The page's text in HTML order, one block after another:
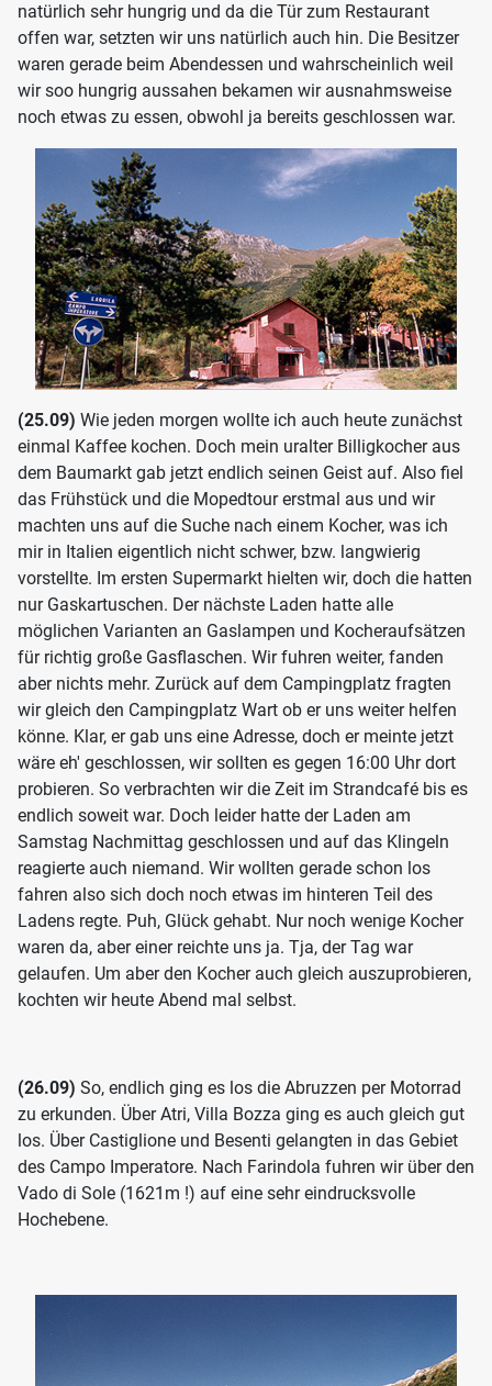
natürlich sehr hungrig und da die Tür zum Restaurant
offen war, setzten wir uns natürlich auch hin. Die Besitzer
waren gerade beim Abendessen und wahrscheinlich weil
wir soo hungrig aussahen bekamen wir ausnahmsweise
noch etwas zu essen, obwohl ja bereits geschlossen war.
(25.09) Wie jeden morgen wollte ich auch heute zunächst
einmal Kaffee kochen. Doch mein uralter Billigkocher aus
dem Baumarkt gab jetzt endlich seinen Geist auf. Also fiel
das Frühstück und die Mopedtour erstmal aus und wir
machten uns auf die Suche nach einem Kocher, was ich
mir in Italien eigentlich nicht schwer, bzw. langwierig
vorstellte. Im ersten Supermarkt hielten wir, doch die hatten
nur Gaskartuschen. Der nächste Laden hatte alle
möglichen Varianten an Gaslampen und Kocheraufsätzen
für richtig große Gasflaschen. Wir fuhren weiter, fanden
aber nichts mehr. Zurück auf dem Campingplatz fragten
wir gleich den Campingplatz Wart ob er uns weiter helfen
könne. Klar, er gab uns eine Adresse, doch er meinte jetzt
wäre eh' geschlossen, wir sollten es gegen 16:00 Uhr dort
probieren. So verbrachten wir die Zeit im Strandcafé bis es
endlich soweit war. Doch leider hatte der Laden am
Samstag Nachmittag geschlossen und auf das Klingeln
reagierte auch niemand. Wir wollten gerade schon los
fahren also sich doch noch etwas im hinteren Teil des
Ladens regte. Puh, Glück gehabt. Nur noch wenige Kocher
waren da, aber einer reichte uns ja. Tja, der Tag war
gelaufen. Um aber den Kocher auch gleich auszuprobieren,
kochten wir heute Abend mal selbst.
(26.09) So, endlich ging es los die Abruzzen per Motorrad
zu erkunden. Über Atri, Villa Bozza ging es auch gleich gut
los. Über Castiglione und Besenti gelangten in das Gebiet
des Campo Imperatore. Nach Farindola fuhren wir über den
Vado di Sole (1621m !) auf eine sehr eindrucksvolle
Hochebene.